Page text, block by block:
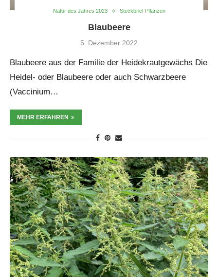
Natur des Jahres 2023 Steckbrief Pflanzen
Blaubeere
5. Dezember 2022
Blaubeere aus der Familie der Heidekrautgewächs Die
Heidel- oder Blaubeere oder auch Schwarzbeere
(Vaccinium…
MEHR ERFAHREN